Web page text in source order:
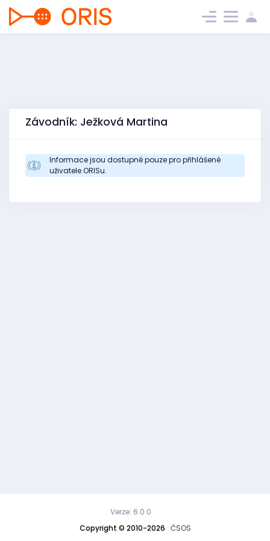
Závodník: Ježková Martina
Informace jsou dostupné pouze pro přihlášené
uživatele ORISu.
Copyright © 2010-2026 ČSOS
Verze: 6.0.0